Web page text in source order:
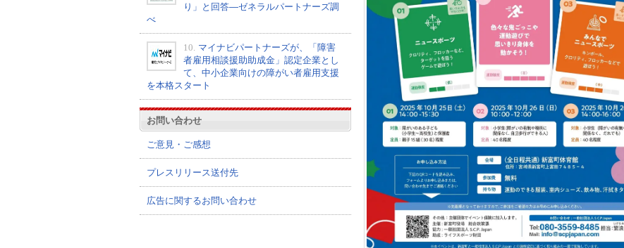
り」と回答―ゼネラルパートナーズ調
べ
10. マイナビパートナーズが、「障害
者雇用相談援助助成金」認定企業とし
て、中小企業向けの障がい者雇用支援
を本格スタート
お問い合わせ
ご意見・ご感想
プレスリリース送付先
広告に関するお問い合わせ